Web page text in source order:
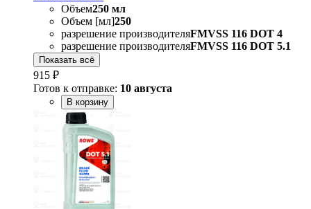
Объем250 мл
Объем [мл]250
разрешение производителяFMVSS 116 DOT 4
разрешение производителяFMVSS 116 DOT 5.1
Показать всё
915 ₽
Готов к отправке: 10 августа
В корзину